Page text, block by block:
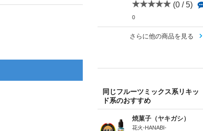
(0 / 5)
0
さらに他の商品を見る
同じフルーツミックス系リキッ
ド系のおすすめ
焼菓子（ヤキガシ）
花火-HANABI-